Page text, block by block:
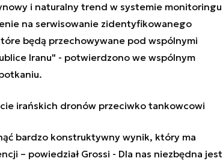
i naturalny trend w systemie monitoringu
na serwisowanie zidentyfikowanego
będą przechowywane pod wspólnymi
Iranu" - potwierdzono we wspólnym
irańskich dronów przeciwko tankowcowi
bardzo konstruktywny wynik, który ma
– powiedział Grossi - Dla nas niezbędna jest